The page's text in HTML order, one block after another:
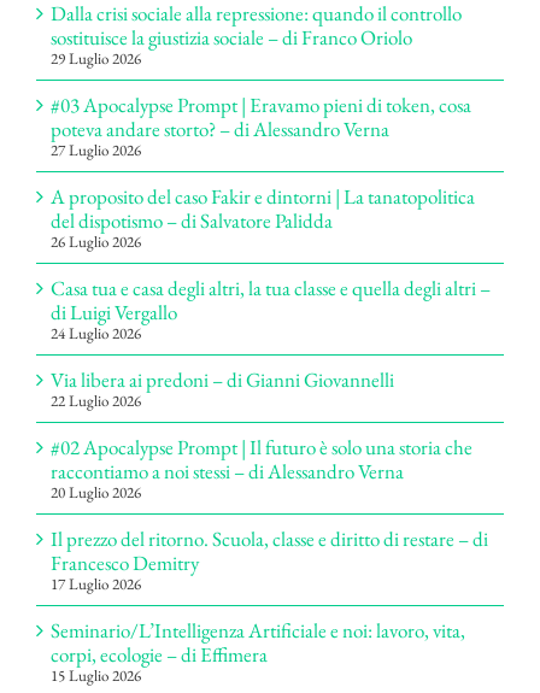
Dalla crisi sociale alla repressione: quando il controllo
sostituisce la giustizia sociale – di Franco Oriolo
29 Luglio 2026
#03 Apocalypse Prompt | Eravamo pieni di token, cosa
poteva andare storto? – di Alessandro Verna
27 Luglio 2026
A proposito del caso Fakir e dintorni | La tanatopolitica
del dispotismo – di Salvatore Palidda
26 Luglio 2026
Casa tua e casa degli altri, la tua classe e quella degli altri –
di Luigi Vergallo
24 Luglio 2026
Via libera ai predoni – di Gianni Giovannelli
22 Luglio 2026
#02 Apocalypse Prompt | Il futuro è solo una storia che
raccontiamo a noi stessi – di Alessandro Verna
20 Luglio 2026
Il prezzo del ritorno. Scuola, classe e diritto di restare – di
Francesco Demitry
17 Luglio 2026
Seminario/L’Intelligenza Artificiale e noi: lavoro, vita,
corpi, ecologie – di Effimera
15 Luglio 2026